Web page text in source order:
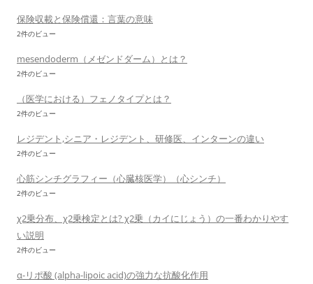
保険収載と保険償還：言葉の意味
2件のビュー
mesendoderm（メゼンドダーム）とは？
2件のビュー
（医学における）フェノタイプとは？
2件のビュー
レジデント,シニア・レジデント、研修医、インターンの違い
2件のビュー
心筋シンチグラフィー（心臓核医学）（心シンチ）
2件のビュー
χ2乗分布、χ2乗検定とは? χ2乗（カイにじょう）の一番わかりやす
い説明
2件のビュー
α-リポ酸 (alpha-lipoic acid)の強力な抗酸化作用